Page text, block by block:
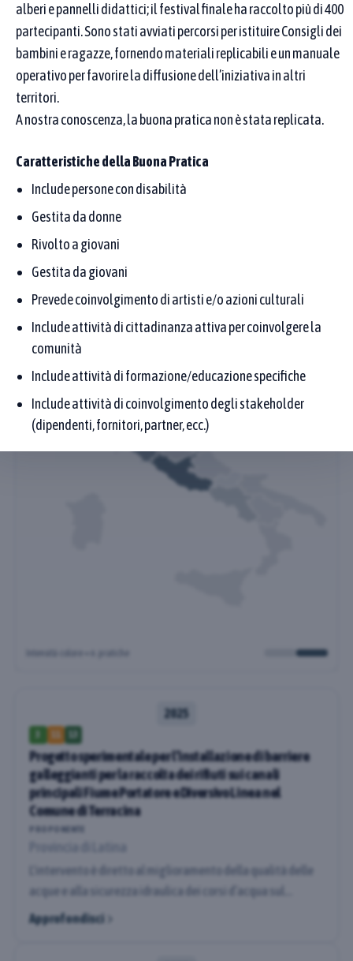
Aree tematiche
Puoi selezionare una o più aree tematiche dal menu. Se ne scegli
più di una, compaiono le pratiche legate ad almeno una di esse.
Per restringere ulteriormente, aggiungi parole chiave nei campi
sopra (denominazione o proponente): l’elenco mostra solo le
pratiche che rispettano sia il testo sia l’area.
Affina la ricerca
geografica delle Buone Pratiche (per Regione del
Proponente)
2025
Progetto sperimentale per l’installazione di barriere
galleggianti per la raccolta dei rifiuti sui canali
principali Fiume Portatore e Diversivo Linea nel
Comune di Terracina
PROPONENTE
Provincia di Latina
L'intervento è diretto al miglioramento della qualità delle
acque e alla sicurezza idraulica dei corsi d’acqua sul
territorio e, di conseguenza, sulle acque che arrivano in
Approfondisci
alberi e pannelli didattici; il festival finale ha raccolto più di 400
partecipanti. Sono stati avviati percorsi per istituire Consigli dei
bambini e ragazze, fornendo materiali replicabili e un manuale
operativo per favorire la diffusione dell’iniziativa in altri
territori.
A nostra conoscenza, la buona pratica non è stata replicata.
Caratteristiche della Buona Pratica
Include persone con disabilità
Gestita da donne
Rivolto a giovani
Gestita da giovani
Prevede coinvolgimento di artisti e/o azioni culturali
Include attività di cittadinanza attiva per coinvolgere la
comunità
Include attività di formazione/educazione specifiche
Include attività di coinvolgimento degli stakeholder
(dipendenti, fornitori, partner, ecc.)